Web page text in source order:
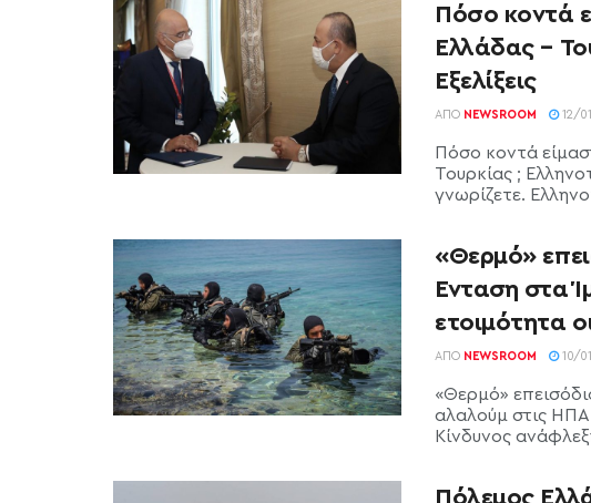
Πόσο κοντά
Ελλάδας –
Εξελίξεις
ΑΠΌ NEWSROOM 12/
Πόσο κοντά
Τουρκίας ;
γνωρίζετε.
«Θερμό»
Ένταση στα
ετοιμότητα
ΑΠΌ NEWSROOM 10/
«Θερμό»
αλαλούμ στις ΗΠΑ
Κίνδυνος
Πόλεμος